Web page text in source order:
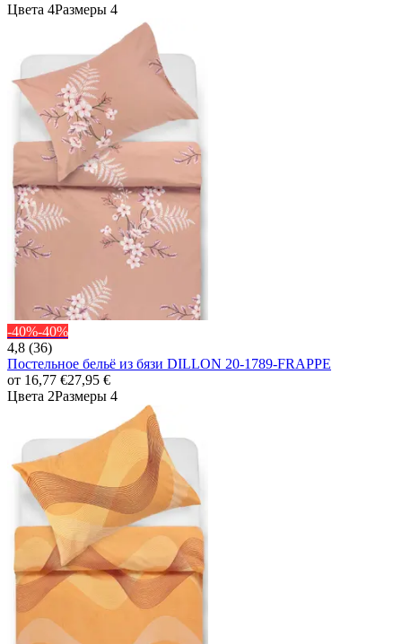
Цвета 4Размеры 4
-40%-40%
4,8 (36)
Постельное бельё из бязи DILLON 20-1789-FRAPPE
от 16,77 €27,95 €
Цвета 2Размеры 4